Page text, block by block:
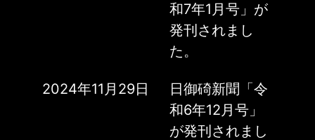
和7年1月号」が
発刊されまし
た。
2024年11月29日
日御碕新聞「令
和6年12月号」
が発刊されまし